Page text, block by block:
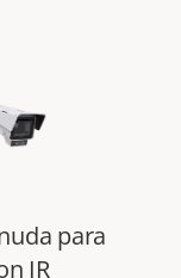
para
IR